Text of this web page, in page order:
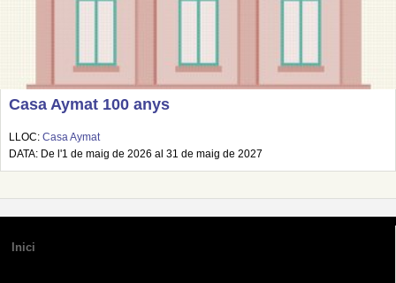
Casa Aymat 100 anys
LLOC: Casa Aymat
DATA: De l'1 de maig de 2026 al 31 de maig de 2027
Inici